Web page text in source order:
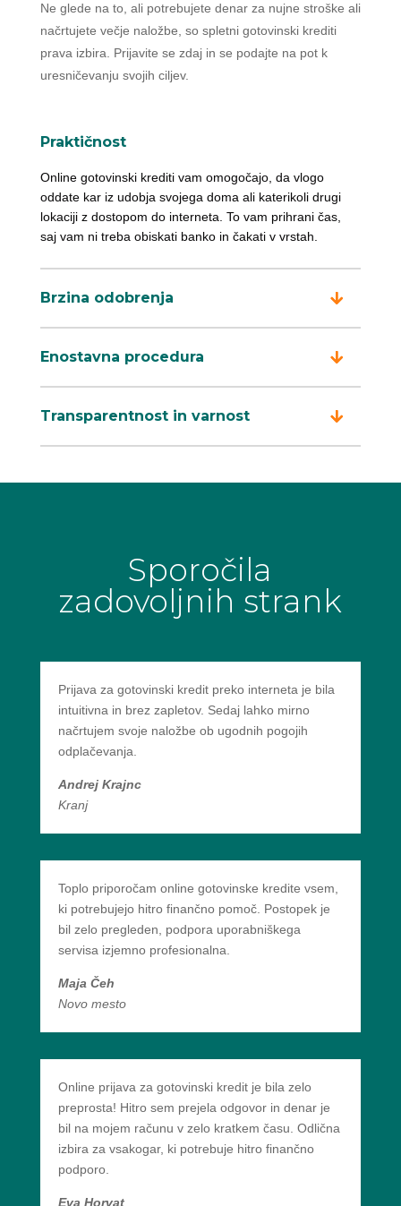
Ne glede na to, ali potrebujete denar za nujne stroške ali
načrtujete večje naložbe, so spletni gotovinski krediti
prava izbira. Prijavite se zdaj in se podajte na pot k
uresničevanju svojih ciljev.
Praktičnost
Online gotovinski krediti vam omogočajo, da vlogo
oddate kar iz udobja svojega doma ali katerikoli drugi
lokaciji z dostopom do interneta. To vam prihrani čas,
saj vam ni treba obiskati banko in čakati v vrstah.
Brzina odobrenja
Enostavna procedura
Transparentnost in varnost
Sporočila
zadovoljnih strank
Prijava za gotovinski kredit preko interneta je bila
intuitivna in brez zapletov. Sedaj lahko mirno
načrtujem svoje naložbe ob ugodnih pogojih
odplačevanja.
Andrej Krajnc
Kranj
Toplo priporočam online gotovinske kredite vsem,
ki potrebujejo hitro finančno pomoč. Postopek je
bil zelo pregleden, podpora uporabniškega
servisa izjemno profesionalna.
Maja Čeh
Novo mesto
Online prijava za gotovinski kredit je bila zelo
preprosta! Hitro sem prejela odgovor in denar je
bil na mojem računu v zelo kratkem času. Odlična
izbira za vsakogar, ki potrebuje hitro finančno
podporo.
Eva Horvat